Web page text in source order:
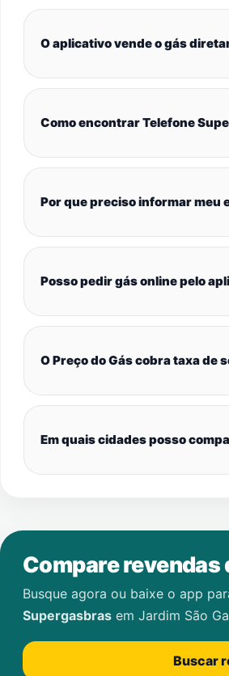
O aplicativo vende o gás
Como encontrar Telefone
Por que preciso informar meu
Posso pedir gás online pelo
O Preço do Gás cobra taxa de
Em quais cidades posso
Compare revendas
Busque agora ou baixe o app
Supergasbras em Jardim São
Buscar